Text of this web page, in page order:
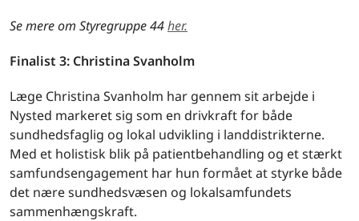
Se mere om Styregruppe 44her.
Finalist 3: Christina Svanholm
Læge Christina Svanholm har gennem sit arbejde i
Nysted markeret sig som en drivkraft for både
sundhedsfaglig og lokal udvikling i landdistrikterne.
Med et holistisk blik på patientbehandling og et stærkt
samfundsengagement har hun formået at styrke både
det nære sundhedsvæsen og lokalsamfundets
sammenhængskraft.